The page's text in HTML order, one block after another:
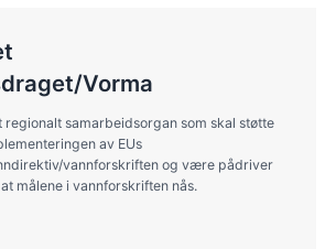
Vorma
regionalt samarbeidsorgan som skal støtte
av EUs
vannforskriften og være pådriver
målene i vannforskriften nås.